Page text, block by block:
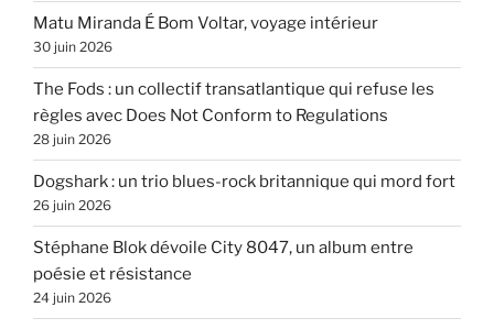
Matu Miranda É Bom Voltar, voyage intérieur
30 juin 2026
The Fods : un collectif transatlantique qui refuse les
règles avec Does Not Conform to Regulations
28 juin 2026
Dogshark : un trio blues-rock britannique qui mord fort
26 juin 2026
Stéphane Blok dévoile City 8047, un album entre
poésie et résistance
24 juin 2026